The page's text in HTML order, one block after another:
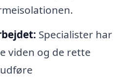
Specialister har
viden og de rette